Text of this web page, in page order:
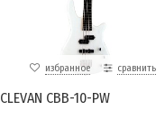
избранное сравнить
CLEVAN CBB-10-PW